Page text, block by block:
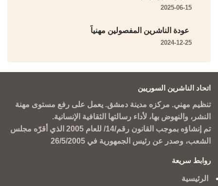
2025-06-15
عودة الناشرين المفصولين مهنياً
2024-12-25
اتحاد الناشرين السوريين
تنظيم مهني. مركزه مدينة دمشق. يعمل على رفع مستوى مهنة
النشر، والنهوض بها، لأداء رسالتها الثقافية الإنسانية.
تم إنشاؤه بموجب القانون رقم/14/ للعام 2005 الذي أقرّه مجلس
الشعب، وصدر عن رئيس الجمهورية في 26/5/2005
روابط سريعة
الرئيسية